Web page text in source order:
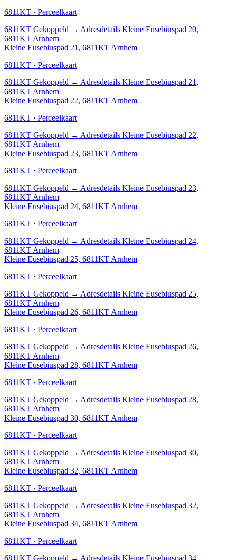
6811KT · Perceelkaart
6811KT Gekoppeld → Adresdetails Kleine Eusebiuspad 20,
6811KT Arnhem
Kleine Eusebiuspad 21, 6811KT Arnhem
6811KT · Perceelkaart
6811KT Gekoppeld → Adresdetails Kleine Eusebiuspad 21,
6811KT Arnhem
Kleine Eusebiuspad 22, 6811KT Arnhem
6811KT · Perceelkaart
6811KT Gekoppeld → Adresdetails Kleine Eusebiuspad 22,
6811KT Arnhem
Kleine Eusebiuspad 23, 6811KT Arnhem
6811KT · Perceelkaart
6811KT Gekoppeld → Adresdetails Kleine Eusebiuspad 23,
6811KT Arnhem
Kleine Eusebiuspad 24, 6811KT Arnhem
6811KT · Perceelkaart
6811KT Gekoppeld → Adresdetails Kleine Eusebiuspad 24,
6811KT Arnhem
Kleine Eusebiuspad 25, 6811KT Arnhem
6811KT · Perceelkaart
6811KT Gekoppeld → Adresdetails Kleine Eusebiuspad 25,
6811KT Arnhem
Kleine Eusebiuspad 26, 6811KT Arnhem
6811KT · Perceelkaart
6811KT Gekoppeld → Adresdetails Kleine Eusebiuspad 26,
6811KT Arnhem
Kleine Eusebiuspad 28, 6811KT Arnhem
6811KT · Perceelkaart
6811KT Gekoppeld → Adresdetails Kleine Eusebiuspad 28,
6811KT Arnhem
Kleine Eusebiuspad 30, 6811KT Arnhem
6811KT · Perceelkaart
6811KT Gekoppeld → Adresdetails Kleine Eusebiuspad 30,
6811KT Arnhem
Kleine Eusebiuspad 32, 6811KT Arnhem
6811KT · Perceelkaart
6811KT Gekoppeld → Adresdetails Kleine Eusebiuspad 32,
6811KT Arnhem
Kleine Eusebiuspad 34, 6811KT Arnhem
6811KT · Perceelkaart
6811KT Gekoppeld → Adresdetails Kleine Eusebiuspad 34,